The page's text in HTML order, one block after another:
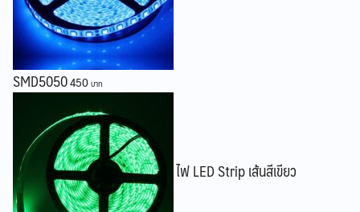
SMD5050450
ไฟ LED Strip เส้นสีเขียว